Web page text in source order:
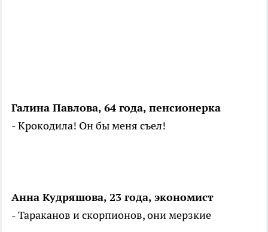
Галина Павлова, 64 года, пенсионерка
- Крокодила! Он бы меня съел!
Анна Кудряшова, 23 года, экономист
- Тараканов и скорпионов, они мерзкие